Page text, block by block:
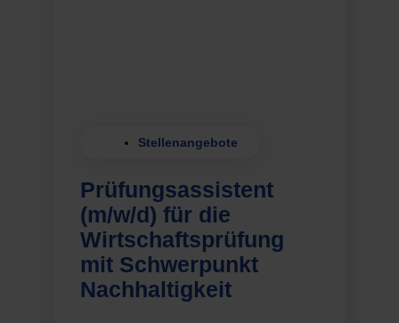
Stellenangebote
Prüfungsassistent
(m/w/d) für die
Wirtschaftsprüfung
mit Schwerpunkt
Nachhaltigkeit